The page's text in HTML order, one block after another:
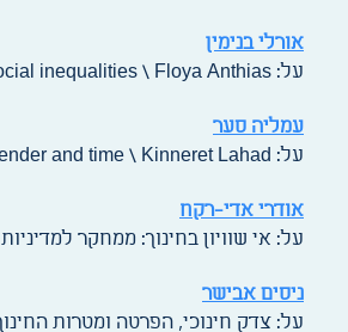
אורלי בנימין
על: Translocational belongings: Intersectional dilemmas and social inequalities \ Floya Anthias
עמליה סער
על: A table for one: A critical reading of singlehood, gender and time \ Kinneret Lahad
אודרי אדי-רקח
על: אי שוויון בחינוך: ממחקר
ניסים אבישר
על: צדק חינוכי, הפרטה ומטרות